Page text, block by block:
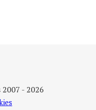
- 2026